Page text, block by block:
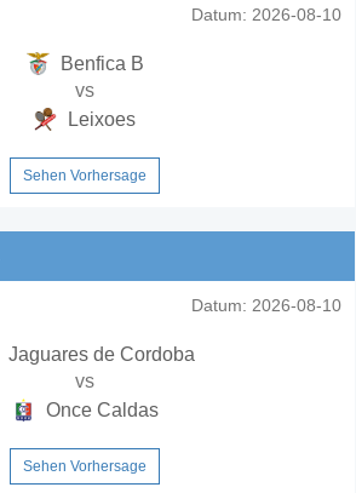
Datum: 2026-08-10
Benfica B
vs
Leixoes
Sehen Vorhersage
Datum: 2026-08-10
Jaguares de Cordoba
vs
Once Caldas
Sehen Vorhersage